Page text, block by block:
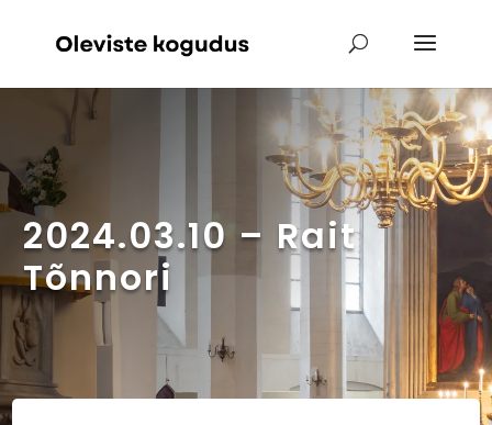
2024.03.10 – Rait
Tõnnori